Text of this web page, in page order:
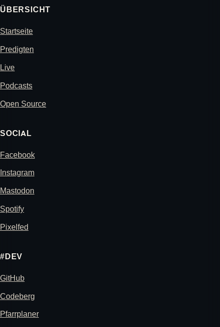
ÜBERSICHT
Startseite
Predigten
Live
Podcasts
Open Source
SOCIAL
Facebook
Instagram
Mastodon
Spotify
Pixelfed
#DEV
GitHub
Codeberg
Pfarrplaner